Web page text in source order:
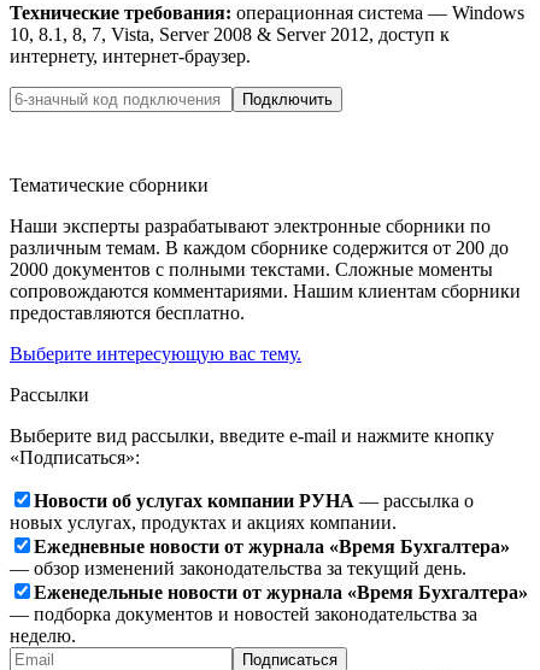
Технические требования: операционная система — Windows
10, 8.1, 8, 7, Vista, Server 2008 & Server 2012, доступ к
интернету, интернет-браузер.
Тематические сборники
Наши эксперты разрабатывают электронные сборники по
различным темам. В каждом сборнике содержится от 200 до
2000 документов с полными текстами. Сложные моменты
сопровождаются комментариями. Нашим клиентам сборники
предоставляются бесплатно.
Выберите интересующую вас тему.
Рассылки
Выберите вид рассылки, введите e-mail и нажмите кнопку
«Подписаться»:
Новости об услугах компании РУНА — рассылка о
новых услугах, продуктах и акциях компании.
Ежедневные новости от журнала «Время Бухгалтера»
— обзор изменений законодательства за текущий день.
Еженедельные новости от журнала «Время Бухгалтера»
— подборка документов и новостей законодательства за
неделю.
Подписаться